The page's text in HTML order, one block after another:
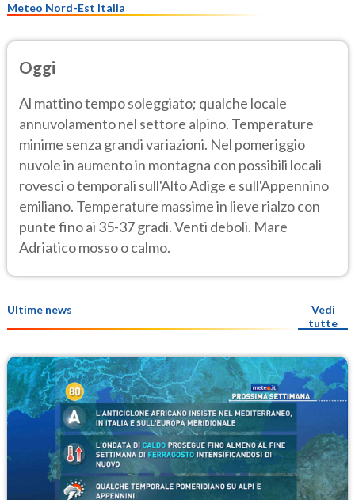
Meteo Nord-Est Italia
Oggi
Al mattino tempo soleggiato; qualche locale
annuvolamento nel settore alpino. Temperature
minime senza grandi variazioni. Nel pomeriggio
nuvole in aumento in montagna con possibili locali
rovesci o temporali sull'Alto Adige e sull'Appennino
emiliano. Temperature massime in lieve rialzo con
punte fino ai 35-37 gradi. Venti deboli. Mare
Adriatico mosso o calmo.
Ultime news
Vedi
tutte